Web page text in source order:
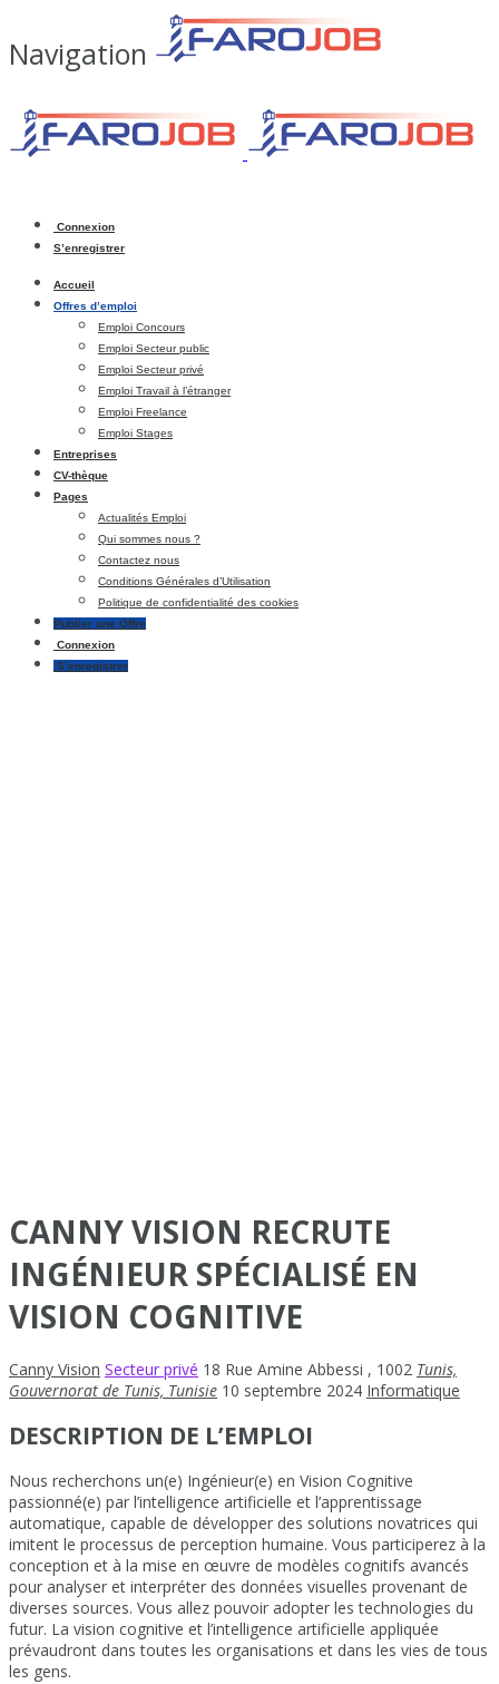
Navigation
Connexion
S’enregistrer
Accueil
Offres d’emploi
Emploi Concours
Emploi Secteur public
Emploi Secteur privé
Emploi Travail à l’étranger
Emploi Freelance
Emploi Stages
Entreprises
CV-thèque
Pages
Actualités Emploi
Qui sommes nous ?
Contactez nous
Conditions Générales d’Utilisation
Politique de confidentialité des cookies
Publier une Offre
Connexion
S’enregistrer
CANNY VISION RECRUTE
INGÉNIEUR SPÉCIALISÉ EN
VISION COGNITIVE
Canny Vision Secteur privé 18 Rue Amine Abbessi , 1002 Tunis,
Gouvernorat de Tunis, Tunisie 10 septembre 2024 Informatique
DESCRIPTION DE L’EMPLOI
Nous recherchons un(e) Ingénieur(e) en Vision Cognitive
passionné(e) par l’intelligence artificielle et l’apprentissage
automatique, capable de développer des solutions novatrices qui
imitent le processus de perception humaine. Vous participerez à la
conception et à la mise en œuvre de modèles cognitifs avancés
pour analyser et interpréter des données visuelles provenant de
diverses sources. Vous allez pouvoir adopter les technologies du
futur. La vision cognitive et l’intelligence artificielle appliquée
prévaudront dans toutes les organisations et dans les vies de tous
les gens.